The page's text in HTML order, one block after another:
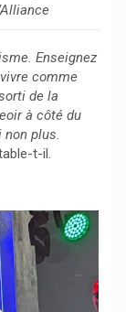
Enseignez
comme
de la
à côté du
plus.
t-il.